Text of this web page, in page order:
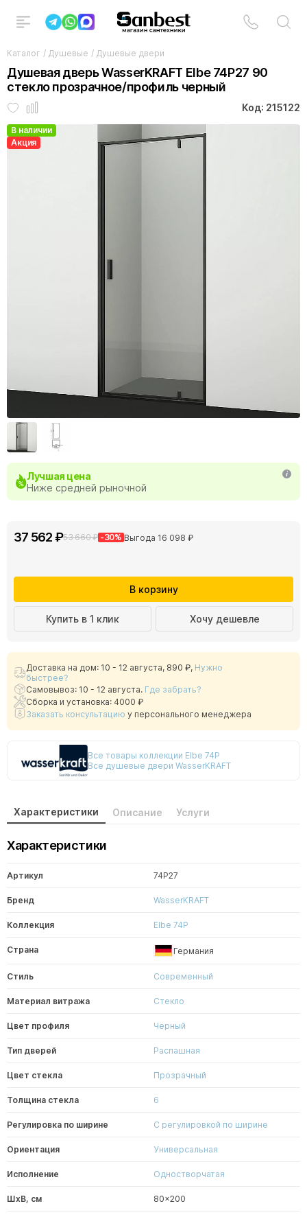
Каталог / Душевые / Душевые двери
Душевая дверь WasserKRAFT Elbe 74P27 90
стекло прозрачное/профиль черный
Код: 215122
В наличии
Акция
Лучшая цена
Ниже средней рыночной
37 562 ₽53 660 ₽ -30% Выгода 16 098 ₽
В корзину
Купить в 1 клик Хочу дешевле
Доставка на дом: 10 - 12 августа, 890 ₽, Нужно
быстрее?
Самовывоз: 10 - 12 августа. Где забрать?
Сборка и установка: 4000 ₽
Заказать консультацию у персонального менеджера
Все товары коллекции Elbe 74P
Все душевые двери WasserKRAFT
Характеристики Описание Услуги
Характеристики
Артикул 74P27
Бренд WasserKRAFT
Коллекция Elbe 74P
Страна Германия
Стиль Современный
Материал витража Стекло
Цвет профиля Черный
Тип дверей Распашная
Цвет стекла Прозрачный
Толщина стекла 6
Регулировка по ширине С регулировкой по ширине
Ориентация Универсальная
Исполнение Одностворчатая
ШxВ, см 80x200